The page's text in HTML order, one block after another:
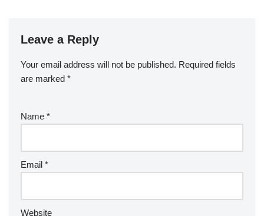
Leave a Reply
Your email address will not be published. Required fields
are marked *
Name *
Email *
Website